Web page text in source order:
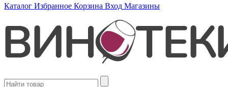
Каталог Избранное Корзина Вход Магазины